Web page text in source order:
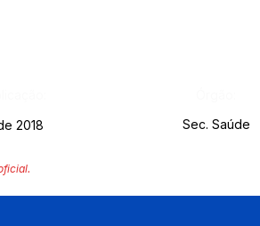
2018 Sec. Saúde